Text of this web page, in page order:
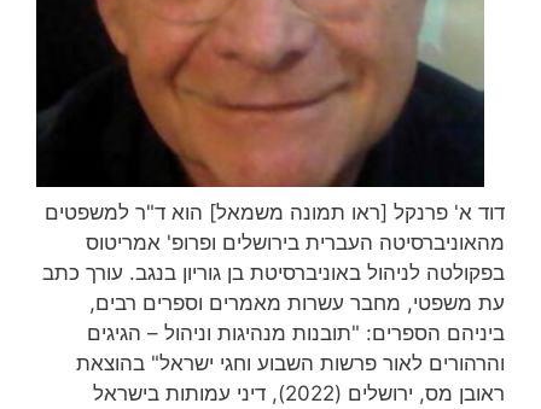
דוד א' פרנקל [ראו תמונה משמאל] הוא ד"ר למשפטים
מהאוניברסיטה העברית בירושלים ופרופ' אמריטוס
בפקולטה לניהול באוניברסיטת בן גוריון בנגב. עורך כתב
עת משפטי, מחבר עשרות מאמרים וספרים רבים,
ביניהם הספרים: "תובנות מנהיגות וניהול – הגיגים
והרהורים לאור פרשות השבוע וחגי ישראל" בהוצאת
ראובן מס, ירושלים (2022), דיני עמותות בישראל